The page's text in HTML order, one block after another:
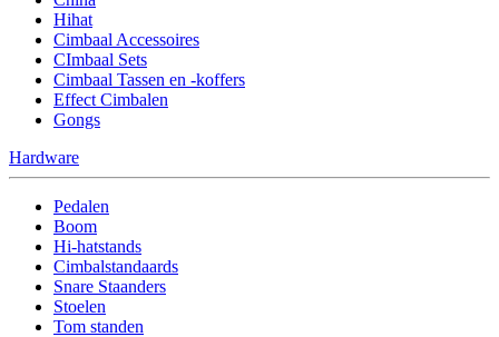
Hihat
Cimbaal Accessoires
CImbaal Sets
Cimbaal Tassen en -koffers
Effect Cimbalen
Gongs
Hardware
Pedalen
Boom
Hi-hatstands
Cimbalstandaards
Snare Staanders
Stoelen
Tom standen